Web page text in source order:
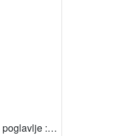
Dvanaesto poglavlje : ženidba / Ivan Aralica